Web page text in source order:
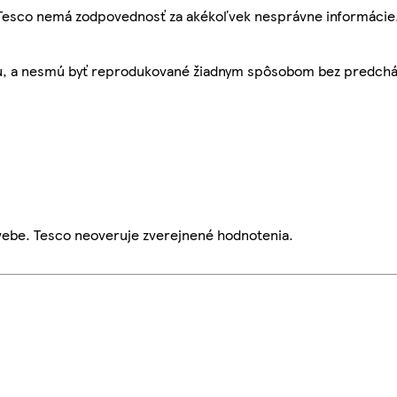
nemá zodpovednosť za akékoľvek nesprávne
nesmú byť reprodukované žiadnym spôsobom bez
Tesco neoveruje zverejnené hodnotenia.